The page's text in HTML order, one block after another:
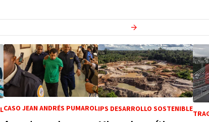
Actualidad
CASO JEAN ANDRÉS PUMAROLIPS DESARROLLO SOSTENIBLE